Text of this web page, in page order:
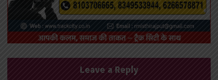
Leave a Reply